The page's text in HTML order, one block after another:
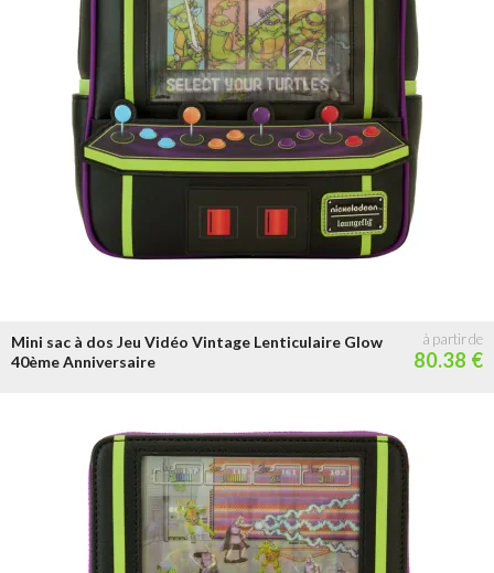
Mini sac à dos Jeu Vidéo Vintage Lenticulaire Glow
40ème Anniversaire
80.38 €